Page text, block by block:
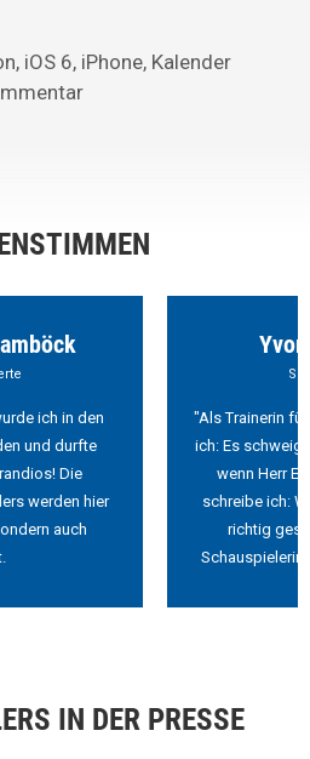
, iOS 6, iPhone, Kalender
ich in den
und durfte
Die
werden hier
auch
"Als Trainerin
ich: Es
wenn Herr
schreibe ich:
richtig
Schauspielerin
IN DER PRESSE